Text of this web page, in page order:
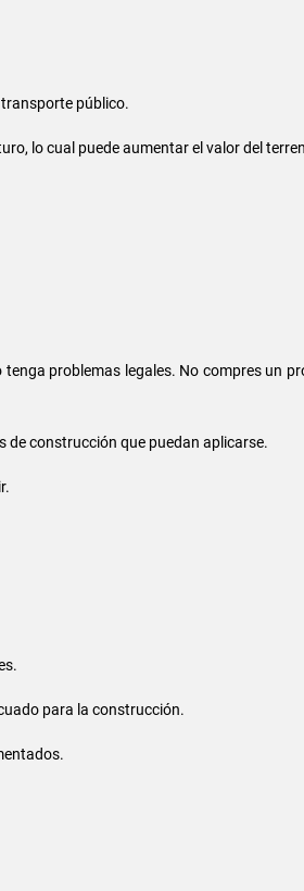
público.
lo cual puede aumentar el valor del
tenga problemas legales. No compres un
de construcción que puedan aplicarse.
para la construcción.